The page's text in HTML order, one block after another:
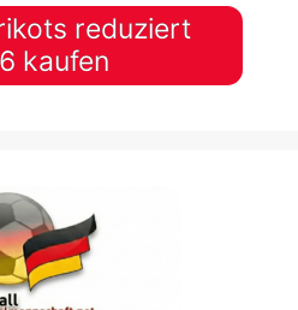
reduziert
kaufen